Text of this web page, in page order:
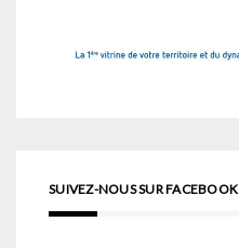
SUIVEZ-NOUS SUR FACEBOOK